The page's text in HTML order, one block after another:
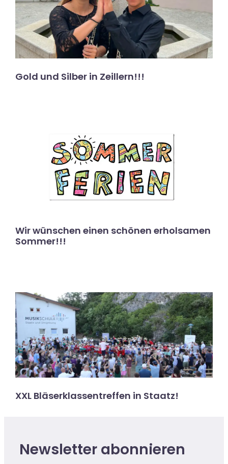
Gold und Silber in Zeillern!!!
Wir wünschen einen schönen erholsamen
Sommer!!!
XXL Bläserklassentreffen in Staatz!
Newsletter abonnieren ​